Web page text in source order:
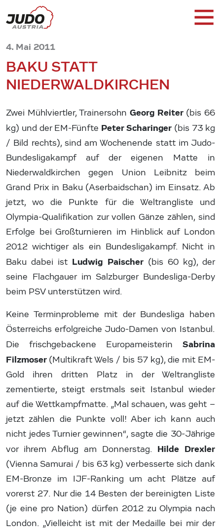
4. Mai 2011
BAKU STATT
NIEDERWALDKIRCHEN
Zwei Mühlviertler, Trainersohn Georg Reiter (bis 66
kg) und der EM-Fünfte Peter Scharinger (bis 73 kg
/ Bild rechts), sind am Wochenende statt im Judo-
Bundesligakampf auf der eigenen Matte in
Niederwaldkirchen gegen Union Leibnitz beim
Grand Prix in Baku (Aserbaidschan) im Einsatz. Ab
jetzt, wo die Punkte für die Weltrangliste und
Olympia-Qualifikation zur vollen Gänze zählen, sind
Erfolge bei Großturnieren im Hinblick auf London
2012 wichtiger als ein Bundesligakampf. Nicht in
Baku dabei ist Ludwig Paischer(bis 60 kg), der
seine Flachgauer im Salzburger Bundesliga-Derby
beim PSV unterstützen wird.
Keine Terminprobleme mit der Bundesliga haben
Österreichs erfolgreiche Judo-Damen von Istanbul.
Die frischgebackene Europameisterin Sabrina
Filzmoser (Multikraft Wels / bis 57 kg), die mit EM-
Gold ihren dritten Platz in der Weltrangliste
zementierte, steigt erstmals seit Istanbul wieder
auf die Wettkampfmatte. „Mal schauen, was geht –
jetzt zählen die Punkte voll! Aber ich kann auch
nicht jedes Turnier gewinnen“, sagte die 30-Jährige
vor ihrem Abflug am Donnerstag. Hilde Drexler
(Vienna Samurai / bis 63 kg) verbesserte sich dank
EM-Bronze im IJF-Ranking um acht Plätze auf
vorerst 27. Nur die 14 Besten der bereinigten Liste
(je eine pro Nation) dürfen 2012 zu Olympia nach
London. „Vielleicht ist mit der Medaille bei mir der